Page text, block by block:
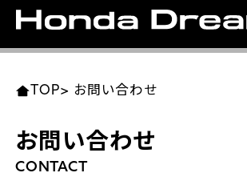
ラインアップ
TOP> お問い合わせ
お問い合わせ
CONTACT
東北エリア 店舗一覧
岩手県
関東エリア 店舗一覧
東京都
中部エリア 店舗一覧
愛知県
近畿エリア 店舗一覧
大阪府
中国・四国エリア 店舗一覧
岡山県
九州エリア 店舗一覧
福岡県